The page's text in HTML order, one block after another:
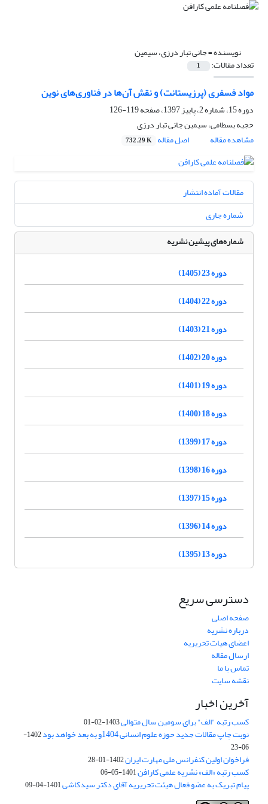
نویسنده =جانی تبار درزی، سیمین
تعداد مقالات: 1
مواد فسفری (پرزیستانت) و نقش آن‌ها در فناوری‌های نوین
دوره 15، شماره 2، پاییز 1397، صفحه
119-126
حجیه بسطامی، سیمین جانی تبار درزی
مشاهده مقاله
اصل مقاله 732.29 K
مقالات آماده انتشار
شماره جاری
شماره‌های پیشین نشریه
دوره 23 (1405)
دوره 22 (1404)
دوره 21 (1403)
دوره 20 (1402)
دوره 19 (1401)
دوره 18 (1400)
دوره 17 (1399)
دوره 16 (1398)
دوره 15 (1397)
دوره 14 (1396)
دوره 13 (1395)
دسترسی سریع
صفحه اصلی
درباره نشریه
اعضای هیات تحریریه
ارسال مقاله
تماس با ما
نقشه سایت
آخرین اخبار
کسب رتبه "الف" برای سومین سال متوالی1403-02-01
نوبت چاپ مقالات جدید حوزه علوم انسانی 1404و به بعد خواهد بود
1402-
06-23
فراخوان اولین کنفرانس ملی مهارت ایران1402-01-28
کسب رتبه «الف» نشریه علمی کارافن1401-05-06
پیام تبریک به عضو فعال هیئت تحریریه آقای دکتر سیدکاشی1401-04-09